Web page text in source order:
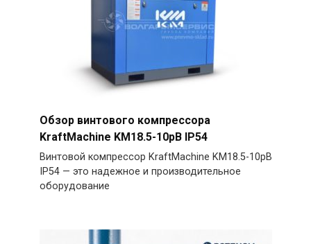
Обзор винтового компрессора
KraftMachine KM18.5-10рВ IP54
Винтовой компрессор KraftMachine KM18.5-10рВ
IP54 — это надежное и производительное
оборудование